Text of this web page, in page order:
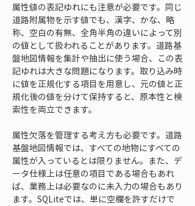
属性値の表記ゆれにも注意が必要です。同じ
道路附属物を示す値でも、漢字、かな、略
称、空白の有無、全角半角の違いによって別
の値として扱われることがあります。道路基
盤地図情報を集計や抽出に使う場合、この表
記ゆれは大きな問題になります。取り込み時
に値を正規化する項目を用意し、元の値と正
規化後の値を分けて保持すると、原本性と検
索性を両立できます。
属性欠落を管理する考え方も必要です。道路
基盤地図情報では、すべての地物にすべての
属性が入っているとは限りません。また、デ
ータ仕様上は任意の項目である場合もあれ
ば、業務上は必要なのに未入力の場合もあり
ます。SQLiteでは、単に空欄を許すだけで